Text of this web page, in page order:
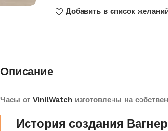
Добавить в список
Описание
Часы от VinilWatch изготовлены на
История создания Вагнер